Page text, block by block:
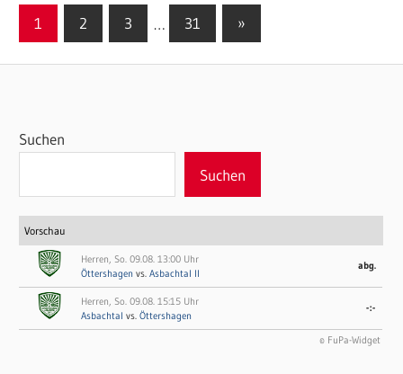
Seitennummerierung
1 2 3 … 31
Nächste
Beiträge
»
Suchen
Suchen
Vorschau
Herren, So. 09.08. 13:00 Uhr
Öttershagenvs.Asbachtal II
abg.
Herren, So. 09.08. 15:15 Uhr
Asbachtal vs.Öttershagen
-:-
© FuPa-Widget